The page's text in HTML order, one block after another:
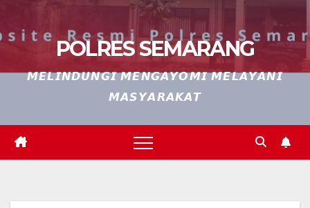
POLRES SEMARANG
𝙈𝙀𝙇𝙄𝙉𝘿𝙐𝙉𝙂𝙄 𝙈𝙀𝙉𝙂𝘼𝙔𝙊𝙈𝙄 𝙈𝙀𝙇𝘼𝙔𝘼𝙉𝙄
𝙈𝘼𝙎𝙔𝘼𝙍𝘼𝙆𝘼𝙏